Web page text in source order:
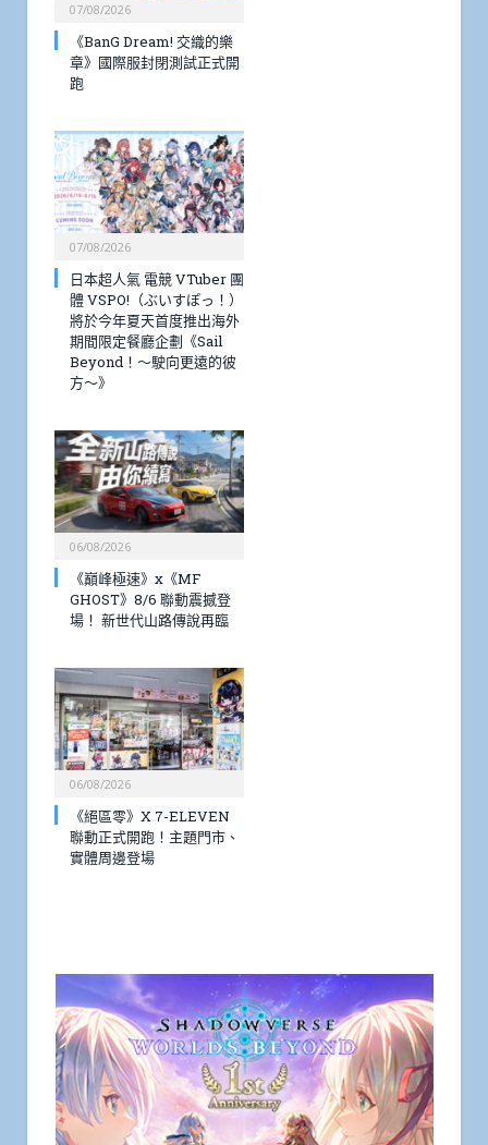
07/08/2026
《BanG Dream! 交織的樂
章》國際服封閉測試正式開
跑
07/08/2026
日本超人氣 電競 VTuber 團
體 VSPO!（ぶいすぽっ！）
將於今年夏天首度推出海外
期間限定餐廳企劃《Sail
Beyond！～駛向更遠的彼
方～》
06/08/2026
《巔峰極速》x《MF
GHOST》8/6 聯動震撼登
場！ 新世代山路傳說再臨
06/08/2026
《絕區零》X 7-ELEVEN
聯動正式開跑！主題門市、
實體周邊登場